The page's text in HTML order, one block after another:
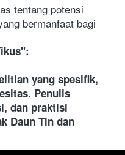
tentang potensi
bermanfaat bagi
yang spesifik,
Penulis
dan praktisi
Daun Tin dan